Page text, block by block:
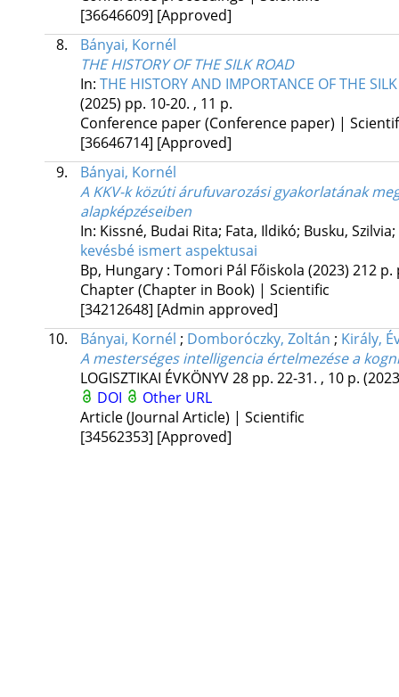
[36646609] [Approved]
8.
Bányai, Kornél
THE HISTORY OF THE SILK ROAD
In: THE HISTORY AND IMPORTANCE OF THE
(2025) pp. 10-20. , 11 p.
Conference paper (Conference paper) |
[36646714] [Approved]
9.
Bányai, Kornél
A KKV-k közúti árufuvarozási gyakorlatának
alapképzéseiben
In: Kissné, Budai Rita; Fata, Ildikó; Busku,
kevésbé ismert aspektusai
Bp, Hungary : Tomori Pál Főiskola (2023) 212 p.
Chapter (Chapter in Book) | Scientific
[34212648] [Admin approved]
10.
Bányai, Kornél ; Domboróczky, Zoltán ; Király,
A mesterséges intelligencia értelmezése a
LOGISZTIKAI ÉVKÖNYV28 pp. 22-31. , 10 p.
DOI
Other URL
Article (Journal Article) | Scientific
[34562353] [Approved]